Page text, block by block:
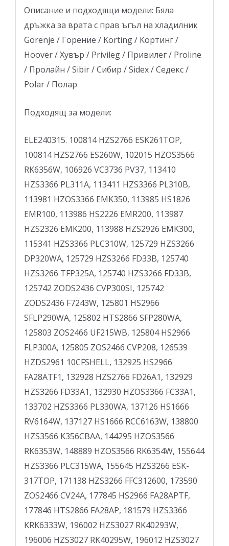
Описание и подходящи модели: Бяла
дръжка за врата с прав ъгъл на хладилник
Gorenje / Горение / Korting / Кортинг /
Hoover / Хувър / Privileg / Привилег / Proline
/ Пролайн / Sibir / Сибир / Sidex / Седекс /
Polar / Полар
Подходящ за модели:
ELE240315. 100814 HZS2766 ESK­261TOP,
100814 HZS2766 ES260W, 102015 HZOS3566
RK6356W, 106926 VC3736 PV37, 113410
HZS3366 PL311A, 113411 HZS3366 PL310B,
113981 HZOS3366 EMK350, 113985 HS1826
EMR100, 113986 HS2226 EMR200, 113987
HZS2326 EMK200, 113988 HZS2926 EMK300,
115341 HZS3366 PLC310W, 125729 HZS3266
DP320WA, 125729 HZS3266 FD33B, 125740
HZS3266 TFP325A, 125740 HZS3266 FD33B,
125742 ZODS2436 CVP300SI, 125742
ZODS2436 F7243W, 125801 HS2966
SFLP290WA, 125802 HTS2866 SFP280WA,
125803 ZOS2466 UF215WB, 125804 HS2966
FLP300A, 125805 ZOS2466 CVP208, 126539
HZDS2961 10CFSHELL, 132925 HS2966
FA28ATF1, 132928 HZS2766 FD26A1, 132929
HZS3266 FD33A1, 132930 HZOS3366 FC33A1,
133702 HZS3366 PL330WA, 137126 HS1666
RV6164W, 137127 HS1666 RCC6163W, 138800
HZS3566 K356CBAA, 144295 HZOS3566
RK6353W, 148889 HZOS3566 RK6354W, 155644
HZS3366 PLC315WA, 155645 HZS3266 ESK­
317TOP, 171138 HZS3266 FFC312600, 173590
ZOS2466 CV24A, 177845 HS2966 FA28APTF,
177846 HTS2866 FA28AP, 181579 HZS3366
KRK6333W, 196002 HZS3027 RK40293W,
196006 HZS3027 RK40295W, 196012 HZS3027